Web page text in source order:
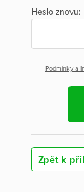
Heslo znovu:
Podmínky a
Zpět k